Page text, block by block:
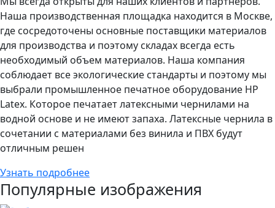
Наша производственная площадка находится в Москве,
где сосредоточены основные поставщики материалов
для производства и поэтому складах всегда есть
необходимый объем материалов. Наша компания
соблюдает все экологические стандарты и поэтому мы
выбрали промышленное печатное оборудование НР
Latex. Которое печатает латексными чернилами на
водной основе и не имеют запаха. Латексные чернила в
сочетании с материалами без винила и ПВХ будут
отличным решен
Узнать подробнее
Популярные изображения